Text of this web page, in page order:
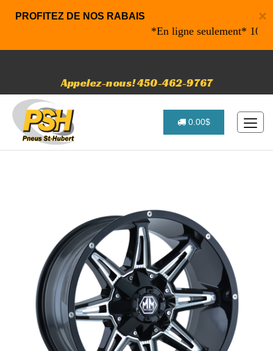
×
PROFITEZ DE NOS RABAIS
*En ligne seulement* 10% de
Appelez-nous! 450-462-9767
0.00$